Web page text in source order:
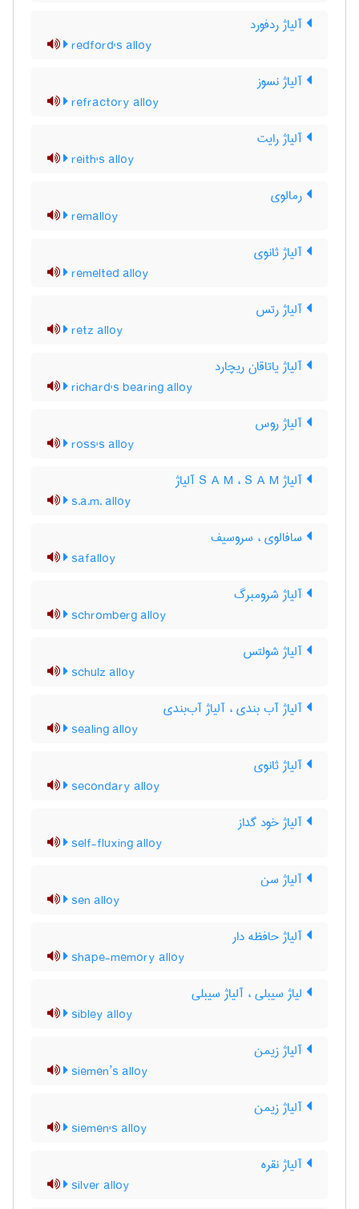
آلیاژ ردفورد
redford's alloy
آلیاژ نسوز
refractory alloy
آلیاژ رایت
reith's alloy
رمالوی
remalloy
آلیاژ ثانوی
remelted alloy
آلیاژ رتس
retz alloy
آلیاژ یاتاقان ریچارد
richard's bearing alloy
آلیاژ روس
ross's alloy
آلیاژ S A M ، S A M آلیاژ
s.a.m. alloy
سافالوی ، سروسیف
safalloy
آلیاژ شرومبرگ
schromberg alloy
آلیاژ شولتس
schulz alloy
آلیاژ آب بندی ، آلیاژ آب‌بندی
sealing alloy
آلیاژ ثانوی
secondary alloy
آلیاژ خود گداز
self-fluxing alloy
آلیاژ سن
sen alloy
آلیاژ حافظه دار
shape-memory alloy
لیاژ سیبلی ، آلیاژ سیبلی
sibley alloy
آلیاژ زیمن
siemen’s alloy
آلیاژ زیمن
siemen's alloy
آلیاژ نقره
silver alloy